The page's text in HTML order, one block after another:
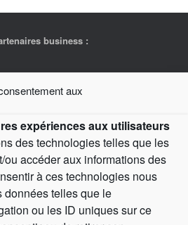
aux
expériences aux utilisateurs
des technologies telles que les
accéder aux informations des
à ces technologies nous
données telles que le
ou les ID uniques sur ce
business :
pour
entreprises
Fidélité /
Marketplace
Europcar Buro Club